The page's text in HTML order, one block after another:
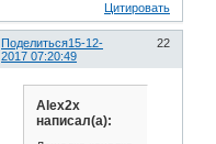
Цитировать
Поделиться 22
15-12-
2017 07:20:49
Alex2x
написал(а):